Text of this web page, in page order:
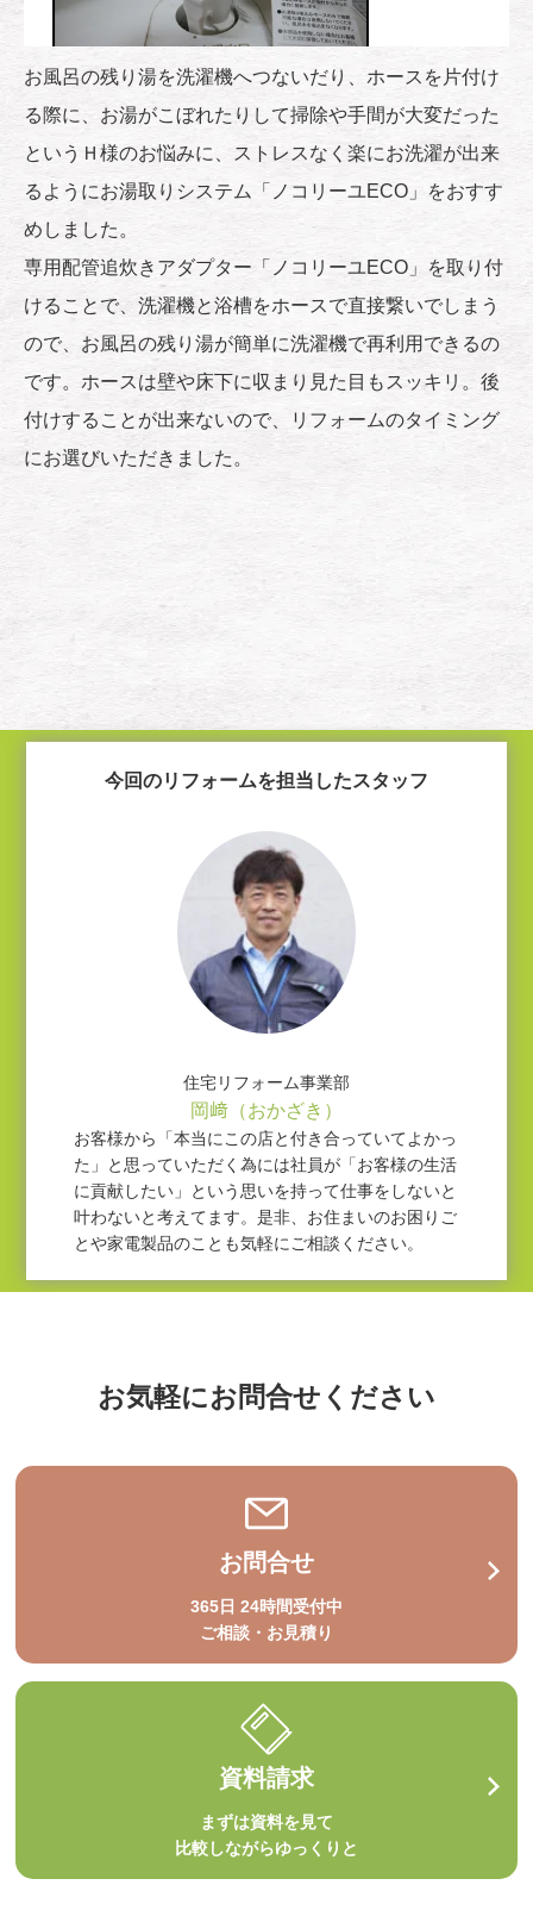
お風呂の残り湯を洗濯機へつないだり、ホースを片付け
る際に、お湯がこぼれたりして掃除や手間が大変だった
というＨ様のお悩みに、ストレスなく楽にお洗濯が出来
るようにお湯取りシステム「ノコリーユECO」をおすす
めしました。
専用配管追炊きアダプター「ノコリーユECO」を取り付
けることで、洗濯機と浴槽をホースで直接繋いでしまう
ので、お風呂の残り湯が簡単に洗濯機で再利用できるの
です。ホースは壁や床下に収まり見た目もスッキリ。後
付けすることが出来ないので、リフォームのタイミング
にお選びいただきました。
今回のリフォームを担当したスタッフ
住宅リフォーム事業部
岡﨑（おかざき）
お客様から「本当にこの店と付き合っていてよかっ
た」と思っていただく為には社員が「お客様の生活
に貢献したい」という思いを持って仕事をしないと
叶わないと考えてます。是非、お住まいのお困りご
とや家電製品のことも気軽にご相談ください。
お気軽にお問合せください
お問合せ
365日 24時間受付中
ご相談・お見積り
資料請求
まずは資料を見て
比較しながらゆっくりと